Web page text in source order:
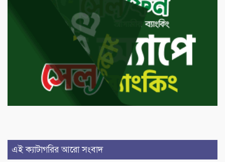
এই ক্যাটাগরির আরো সংবাদ